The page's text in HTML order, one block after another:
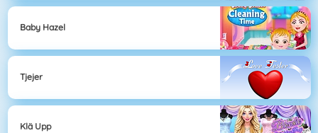
Baby Hazel
Tjejer
Klä Upp